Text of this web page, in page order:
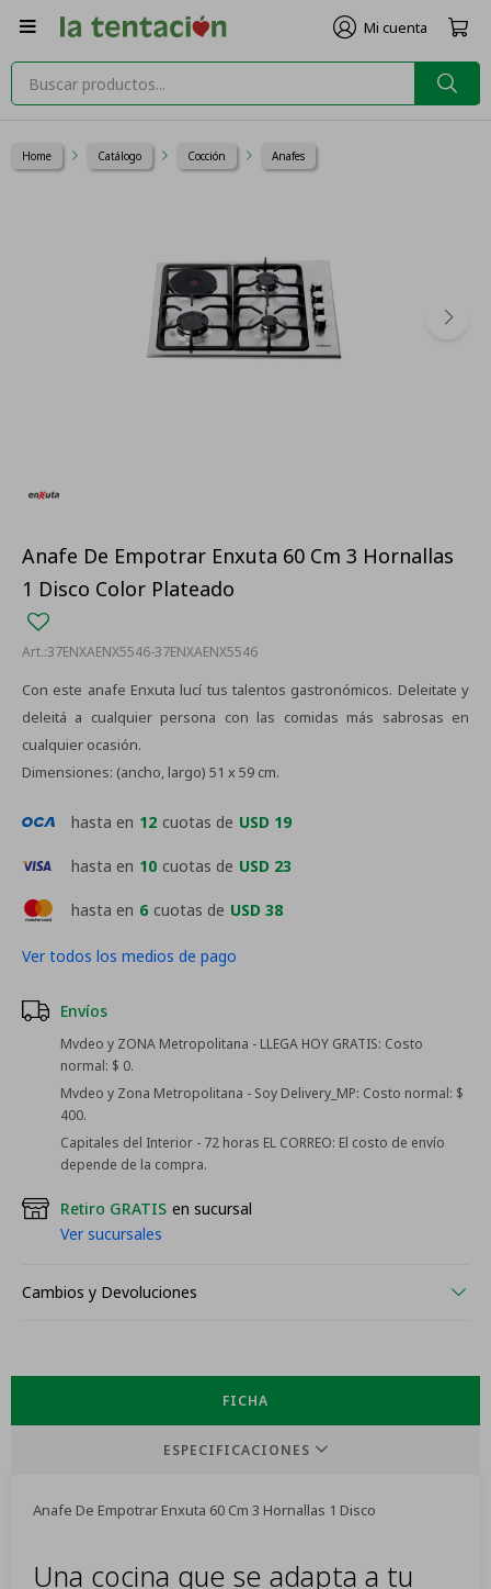

Home Catálogo Cocción Anafes
Anafe De Empotrar Enxuta 60 Cm 3 Hornallas
1 Disco Color Plateado
37ENXAENX5546-37ENXAENX5546
Con este anafe Enxuta lucí tus talentos gastronómicos. Deleitate y
deleitá a cualquier persona con las comidas más sabrosas en
cualquier ocasión.
Dimensiones: (ancho, largo) 51 x 59 cm.
hasta en 6 cuotas de USD 38
hasta en 12 cuotas de USD 19
hasta en 10 cuotas de USD 23
Ver todos los medios de pago
Envíos
Mvdeo y ZONA Metropolitana - LLEGA HOY GRATIS: Costo
normal: $ 0.
Mvdeo y Zona Metropolitana - Soy Delivery_MP: Costo normal: $
400.
Capitales del Interior - 72 horas EL CORREO: El costo de envío
depende de la compra.
Retiro GRATIS en sucursal
Ver sucursales
Cambios y Devoluciones
FICHA
ESPECIFICACIONES
Anafe De Empotrar Enxuta 60 Cm 3 Hornallas 1 Disco
Una cocina que se adapta a tu